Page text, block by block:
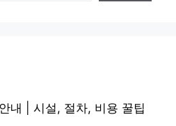
내 | 시설, 절차, 비용 꿀팁